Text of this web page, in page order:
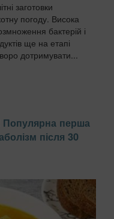
заготовки
погоду. Висока
бактерій і
ще на етапі
дотримувати...
Популярна перша
після 30